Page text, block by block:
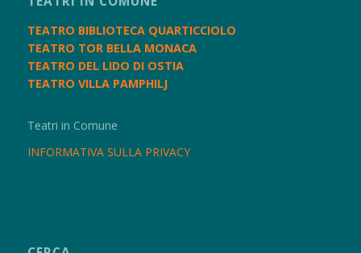
TEATRO BIBLIOTECA QUARTICCIOLO
TEATRO TOR BELLA MONACA
TEATRO DEL LIDO DI OSTIA
TEATRO VILLA PAMPHILJ
Teatri in Comune
INFORMATIVA SULLA PRIVACY